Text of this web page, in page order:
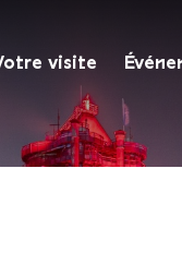
visite
La